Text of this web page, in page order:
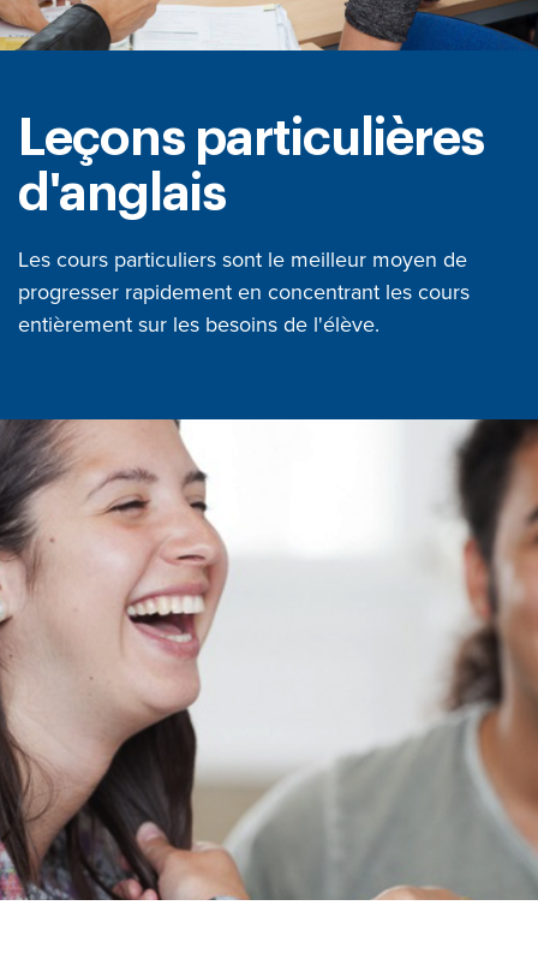
Leçons particulières
d'anglais
Les cours particuliers sont le meilleur moyen de
progresser rapidement en concentrant les cours
entièrement sur les besoins de l'élève.